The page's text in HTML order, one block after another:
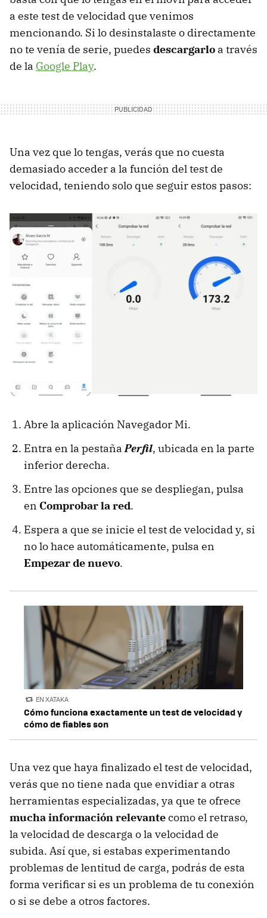
a este test de velocidad que venimos
mencionando. Si lo desinstalaste o directamente
no te venía de serie, puedes descargarlo a través
de la Google Play.
Una vez que lo tengas, verás que no cuesta
demasiado acceder a la función del test de
velocidad, teniendo solo que seguir estos pasos:
Abre la aplicación Navegador Mi.
Entra en la pestañaPerfil, ubicada en la parte
inferior derecha.
Entre las opciones que se despliegan, pulsa
en Comprobar la red.
Espera a que se inicie el test de velocidad y, si
no lo hace automáticamente, pulsa en
Empezar de nuevo.
EN XATAKA
Cómo funciona exactamente un test de velocidad y
cómo de fiables son
Una vez que haya finalizado el test de velocidad,
verás que no tiene nada que envidiar a otras
herramientas especializadas, ya que te ofrece
mucha información relevantecomo el retraso,
la velocidad de descarga o la velocidad de
subida. Así que, si estabas experimentando
problemas de lentitud de carga, podrás de esta
forma verificar si es un problema de tu conexión
o si se debe a otros factores.